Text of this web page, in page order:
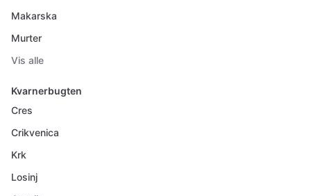
Makarska
Murter
Vis alle
Kvarnerbugten
Cres
Crikvenica
Krk
Losinj